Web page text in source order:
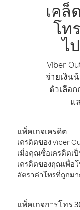
เคล็
โท
ไ
Viber
จ่ายเงิน
ตัวเลือ
แ
แพ็คเกจเครดิต
เครดิตของ Viber
เมื่อคุณซื้อเครดิตเ
เครดิตของคุณเพื่อ
อัตราค่าโทรที่ถูกมา
แพ็คเกจการโทร